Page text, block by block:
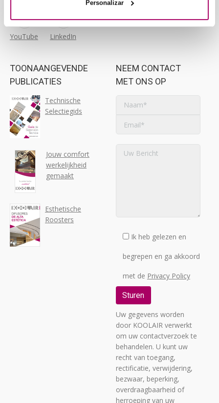
Personalizar
YouTube LinkedIn
Koolair MENA
Tunesië en Algerije
TOONAANGEVENDE
PUBLICATIES
Technische
Selectiegids
Jouw comfort
werkelijkheid
gemaakt
Esthetische
Roosters
NEEM CONTACT
MET ONS OP
Ik heb gelezen en
begrepen en ga akkoord
met de Privacy Policy
Uw gegevens worden
door KOOLAIR verwerkt
om uw contactverzoek te
behandelen. U kunt uw
recht van toegang,
rectificatie, verwijdering,
bezwaar, beperking,
overdraagbaarheid of
herroeping van uw